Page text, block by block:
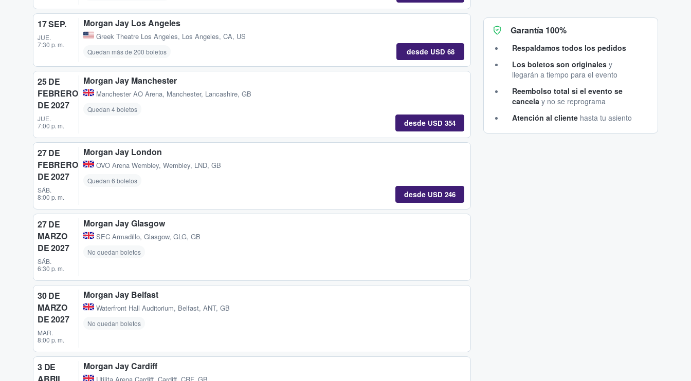
17 SEP.
JUE.
7:30 p. m.
Morgan Jay Los Angeles
Greek Theatre Los Angeles, Los Angeles, CA, US
Quedan más de 200 boletos desde USD 68
25 DE
FEBRERO
DE 2027
JUE.
7:00 p. m.
Morgan Jay Manchester
Manchester AO Arena, Manchester, Lancashire, GB
Quedan 4 boletos
desde USD 354
27 DE
FEBRERO
DE 2027
SÁB.
8:00 p. m.
Morgan Jay London
OVO Arena Wembley, Wembley, LND, GB
Quedan 6 boletos
desde USD 246
27 DE
MARZO
DE 2027
SÁB.
6:30 p. m.
Morgan Jay Glasgow
SEC Armadillo, Glasgow, GLG, GB
No quedan boletos
30 DE
MARZO
DE 2027
MAR.
8:00 p. m.
Morgan Jay Belfast
Waterfront Hall Auditorium, Belfast, ANT, GB
No quedan boletos
3 DE
Morgan Jay Cardiff
Garantía 100%
Respaldamos todos los pedidos
Los boletos son originales y
llegarán a tiempo para el evento
Reembolso total si el evento se
cancela y no se reprograma
Atención al cliente hasta tu asiento